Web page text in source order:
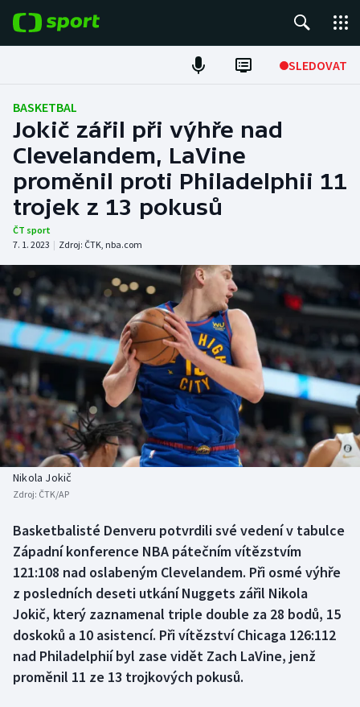
SLEDOVAT
Fotbal
Hokej
Tenis
Atletika
DALŠÍ SPORTY
Americký fotbal
Baseball a softbal
Basketbal
Biatlon
Boby a skeleton
Box
Curling
Dostihy
Florbal
Futsal
NEPŘEHLÉDNĚTE
Soutěže
Historické návraty
Aplikace ČT sport
AZ kvíz
BASKETBAL
Jokič zářil při výhře nad
Clevelandem, LaVine
proměnil proti Philadelphii 11
trojek z 13 pokusů
ČT sport
7. 1. 2023 | Zdroj: ČTK, nba.com
Nikola Jokič
Zdroj: ČTK/AP
Basketbalisté Denveru potvrdili své vedení v tabulce
Západní konference NBA pátečním vítězstvím
121:108 nad oslabeným Clevelandem. Při osmé výhře
z posledních deseti utkání Nuggets zářil Nikola
Jokič, který zaznamenal triple double za 28 bodů, 15
doskoků a 10 asistencí. Při vítězství Chicaga 126:112
nad Philadelphií byl zase vidět Zach LaVine, jenž
proměnil 11 ze 13 trojkových pokusů.